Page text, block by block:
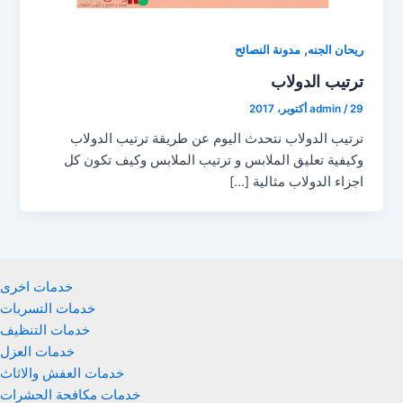
ريحان الجنه,مدونة النصائح
ترتيب الدولاب
admin /29 أكتوبر، 2017
ترتيب الدولاب نتحدث اليوم عن طريقة ترتيب الدولاب
وكيفية تعليق الملابس و ترتيب الملابس وكيف تكون كل
اجزاء الدولاب مثالية […]
خدمات اخرى
خدمات التسربات
خدمات التنظيف
خدمات العزل
خدمات العفش والاثاث
خدمات مكافحة الحشرات